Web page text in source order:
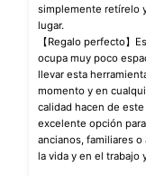
simplemente retírelo
lugar.
【Regalo perfecto】
ocupa muy poco
llevar esta
momento y en
calidad hacen de
excelente opción
ancianos, familiares
la vida y en el trabajo